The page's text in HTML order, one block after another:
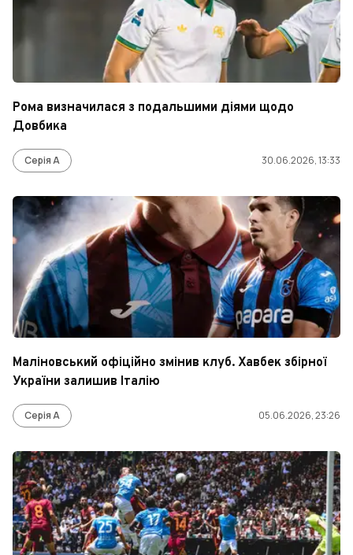
Рома визначилася з подальшими діями щодо
Довбика
Серія А 30.06.2026, 13:33
Маліновський офіційно змінив клуб. Хавбек збірної
України залишив Італію
Серія А 05.06.2026, 23:26